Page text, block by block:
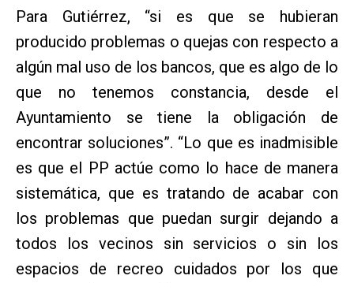
Para Gutiérrez, “si es que se hubieran
producido problemas o quejas con respecto a
algún mal uso de los bancos, que es algo de lo
que no tenemos constancia, desde el
Ayuntamiento se tiene la obligación de
encontrar soluciones”. “Lo que es inadmisible
es que el PP actúe como lo hace de manera
sistemática, que es tratando de acabar con
los problemas que puedan surgir dejando a
todos los vecinos sin servicios o sin los
espacios de recreo cuidados por los que